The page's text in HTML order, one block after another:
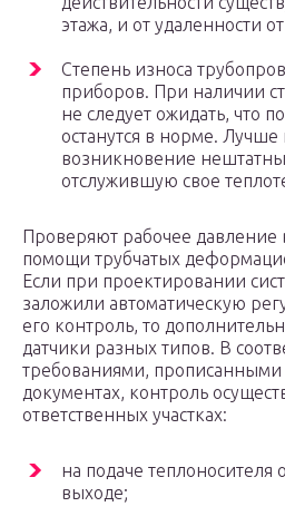
этажа, и от удаленности от
Степень износа
приборов. При наличии
не следует ожидать, что
останутся в норме. Лучше
возникновение
отслужившую свое
Проверяют рабочее
помощи трубчатых
Если при проектировании
заложили автоматическую
его контроль, то
датчики разных типов. В
требованиями,
документах, контроль
ответственных участках:
на подаче теплоносителя
выходе;